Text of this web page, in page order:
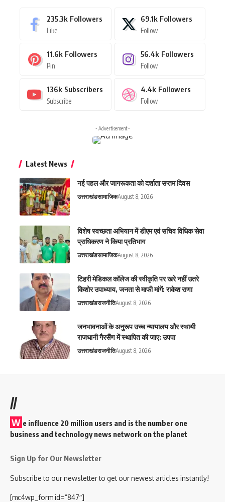
235.3k Followers
Like
69.1k Followers
Follow
11.6k Followers
Pin
56.4k Followers
Follow
136k Subscribers
Subscribe
4.4k Followers
Follow
- Advertisement -
Latest News
नई पहल और जागरूकता को दर्शाता सप्तम दिवस
उत्तराखंडसामाजिकAugust 8, 2026
विशेष स्वच्छता अभियान में डीएम एवं सचिव विधिक सेवा
प्राधिकरण ने किया प्रतिभाग
उत्तराखंडसामाजिकAugust 8, 2026
टिहरी मेडिकल कॉलेज की स्वीकृति पर खरे नहीं उतरे
किशोर उपाध्याय, जनता से माफी मांगें: राकेश राणा
उत्तराखंडराजनीतिAugust 8, 2026
जनभावनाओं के अनुरूप उच्च न्यायालय और स्थायी
राजधानी गैरसैंण में स्थापित की जाए: उपपा
उत्तराखंडराजनीतिAugust 8, 2026
//
W e influence 20 million users and is the number one
business and technology news network on the planet
Sign Up for Our Newsletter
Subscribe to our newsletter to get our newest articles instantly!
[mc4wp_form id=”847″]